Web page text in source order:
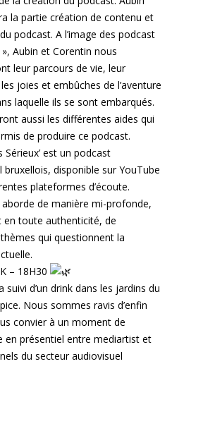
la partie création de contenu et
podcast. A l’image des podcast
», Aubin et Corentin nous
leur parcours de vie, leur
joies et embûches de l’aventure
laquelle ils se sont embarqués.
aussi les différentes aides qui
de produire ce podcast.
Sérieux’ est un podcast
bruxellois, disponible sur YouTube
plateformes d’écoute.
aborde de manière mi-profonde,
en toute authenticité, de
qui questionnent la
– 18H30
suivi d’un drink dans les jardins du
Nous sommes ravis d’enfin
convier à un moment de
en présentiel entre mediartist et
du secteur audiovisuel